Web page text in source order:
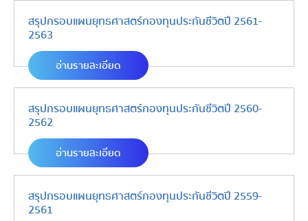
สรุปกรอบแผนยุทธศาสตร์กองทุนประกันชีวิตปี 2561-
2563
อ่านรายละเอียด
สรุปกรอบแผนยุทธศาสตร์กองทุนประกันชีวิตปี 2560-
2562
อ่านรายละเอียด
สรุปกรอบแผนยุทธศาสตร์กองทุนประกันชีวิตปี 2559-
2561